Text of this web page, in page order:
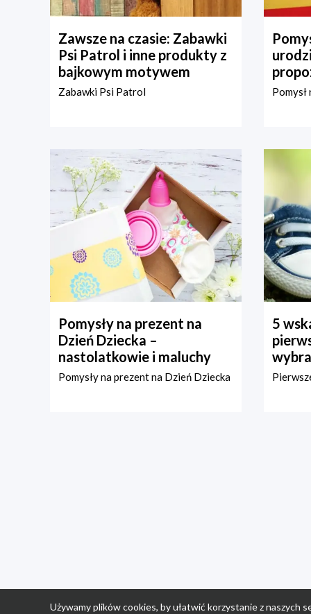
Zawsze na czasie: Zabawki
Psi Patrol i inne produkty z
bajkowym motywem
Zabawki Psi Patrol
Pomysły na prezent na
Dzień Dziecka –
nastolatkowie i maluchy
Pomysły na prezent na Dzień Dziecka
5
Używamy plików cookies, by ułatwić korzystanie z naszych